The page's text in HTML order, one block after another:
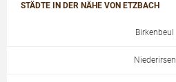
STÄDTE IN DER NÄHE VON ETZBACH
Birkenbeul
Niederirsen